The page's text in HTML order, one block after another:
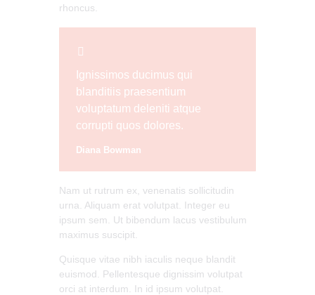
rhoncus.
Ignissimos ducimus qui
blanditiis praesentium
voluptatum deleniti atque
corrupti quos dolores.
Diana Bowman
Nam ut rutrum ex, venenatis sollicitudin
urna. Aliquam erat volutpat. Integer eu
ipsum sem. Ut bibendum lacus vestibulum
maximus suscipit.
Quisque vitae nibh iaculis neque blandit
euismod. Pellentesque dignissim volutpat
orci at interdum. In id ipsum volutpat.